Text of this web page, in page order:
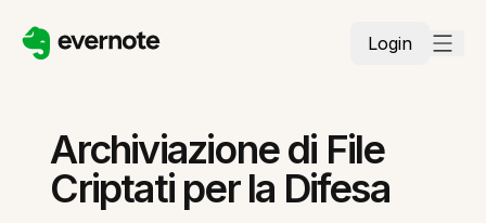
Login
Archiviazione di File
Criptati per la Difesa